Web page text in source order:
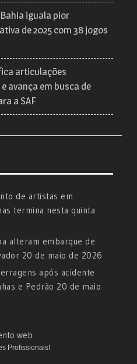
iguala pior
de 2025 com 38 jogos
articulações
avança em busca de
a SAF
de artistas em
termina nesta quinta
alteram embarque de
20 de maio de 2026
após acidente
e Pedrão 20 de maio
Profissionais!